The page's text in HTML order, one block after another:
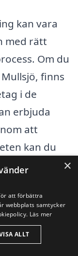
kan vara
med rätt
Om du
finns
i de
erbjuda
att
kan du
för ditt
där du
inkluderar:
×
att förbättra
webbplats samtycker
Läs mer
ALLT